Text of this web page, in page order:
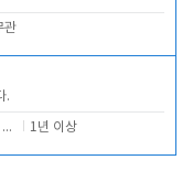
관
.
주차 및 전반적인 당번업무 1년 이상